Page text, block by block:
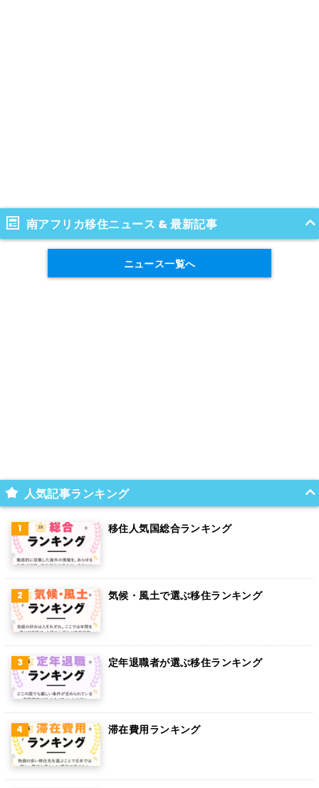
南アフリカ移住ニュース & 最新記事
ニュース一覧へ
人気記事ランキング
移住人気国総合ランキング
気候・風土で選ぶ移住ランキング
定年退職者が選ぶ移住ランキング
滞在費用ランキング